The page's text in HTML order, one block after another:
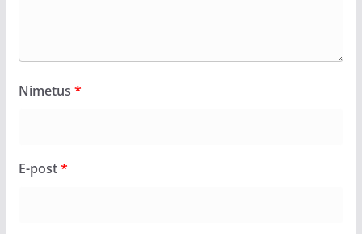
Nimetus *
E-post*